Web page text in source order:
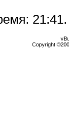
21:41.
Copyright